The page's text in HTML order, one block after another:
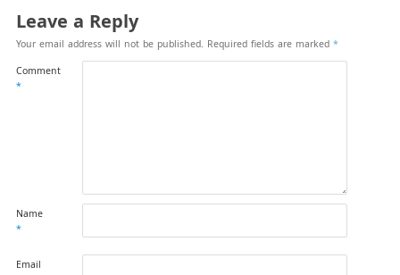
Leave a Reply
Your email address will not be published. Required fields are marked *
Comment
*
Name
*
Email